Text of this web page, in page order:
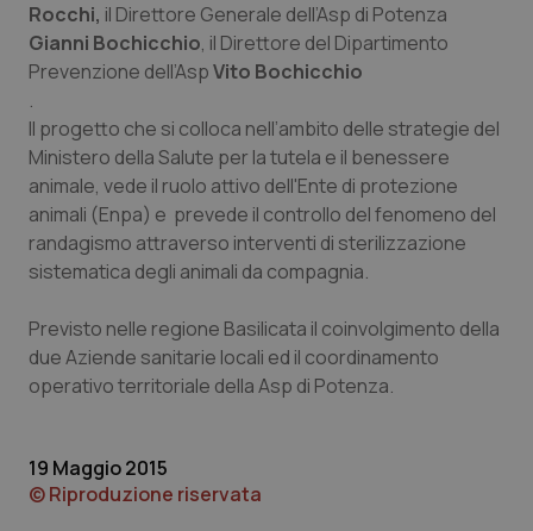
Emilia-Romagna
Friuli Venezia Giulia
Lazio
Liguria
Lombardia
Marche
Molise
Piemonte
Provincia Autonoma di Bolzano
Colesterolo & coronaropatie
Dermatite Atopica
Diabete & glucometri
Disturbi dell’umore
Dolore
Donna & Salute
Epatiti
HIV
Infezioni & Febbre
Rocchi, il Direttore Generale dell’Asp di Potenza
Gianni Bochicchio, il Direttore del Dipartimento
Prevenzione dell’AspVito Bochicchio
.
Il progetto che si colloca nell’ambito delle strategie del
Ministero della Salute per la tutela e il benessere
animale, vede il ruolo attivo dell'Ente di protezione
animali (Enpa) e prevede il controllo del fenomeno del
randagismo attraverso interventi di sterilizzazione
sistematica degli animali da compagnia.
Previsto nelle regione Basilicata il coinvolgimento della
due Aziende sanitarie locali ed il coordinamento
operativo territoriale della Asp di Potenza.
19 Maggio 2015
© Riproduzione riservata